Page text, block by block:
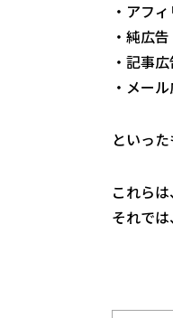
・アフ
・純広告
・記事
・メー
といった
これら
それで